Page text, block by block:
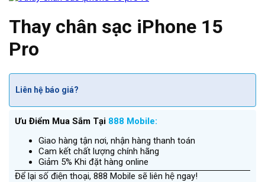
Thay chân sạc iPhone 15
Pro
Liên hệ báo giá?
Ưu Điểm Mua Sắm Tại 888 Mobile:
Giao hàng tận nơi, nhận hàng thanh toán
Cam kết chất lượng chính hãng
Giảm 5% Khi đặt hàng online
Để lại số điện thoại, 888 Mobile sẽ liên hệ ngay!